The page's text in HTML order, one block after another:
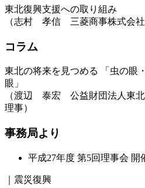
東北復興支援への取り組み
（志村 孝信 三菱商事株式会
コラム
東北の将来を見つめる 「虫の眼
眼」
（渡辺 泰宏 公益財団法人東
理事）
事務局より
平成27年度 第5回理事会 開
｜震災復興